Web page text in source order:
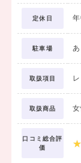
定休日
駐車場
取扱項目
取扱商品
口コミ総合評
価